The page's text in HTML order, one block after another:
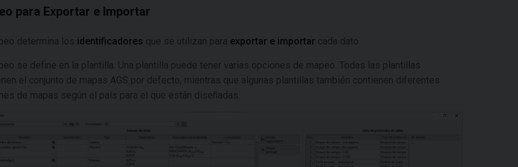
para Exportar e Importar
determina los identificadores que se utilizan para exportar e importar cada dato.
se define en la plantilla. Una plantilla puede tener varias opciones de mapeo. Todas las plantillas
el conjunto de mapas AGS por defecto, mientras que algunas plantillas también contienen diferentes
de mapas según el país para el que están diseñadas.